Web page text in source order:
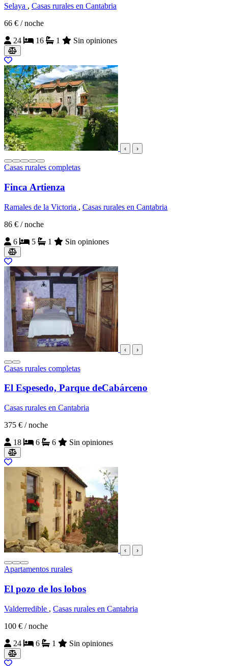
Selaya , Casas rurales en Cantabria
66 € / noche
24
16 1 Sin opiniones
‹ ›
Casas rurales completas
Finca Artienza
Ramales de la Victoria , Casas rurales en Cantabria
86 € / noche
6
5 1 Sin opiniones
‹ ›
Casas rurales completas
El Espesedo, Parque deCabárceno
Casas rurales en Cantabria
375 € / noche
18
6 6 Sin opiniones
‹ ›
Apartamentos rurales
El pozo de los lobos
Valderredible , Casas rurales en Cantabria
100 € / noche
24
6 1 Sin opiniones